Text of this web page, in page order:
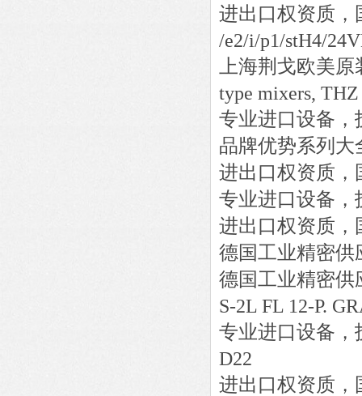
进出口权资质，
/e2/i/p1/stH4/
上海荆戈欧美
type mixers,
专业进口设备，
品牌优势系列大
进出口权资质，
专业进口设备，
进出口权资质，
德国工业精密供
德国工业精密供
S-2L FL 12-P.
专业进口设备，
D22
进出口权资质，